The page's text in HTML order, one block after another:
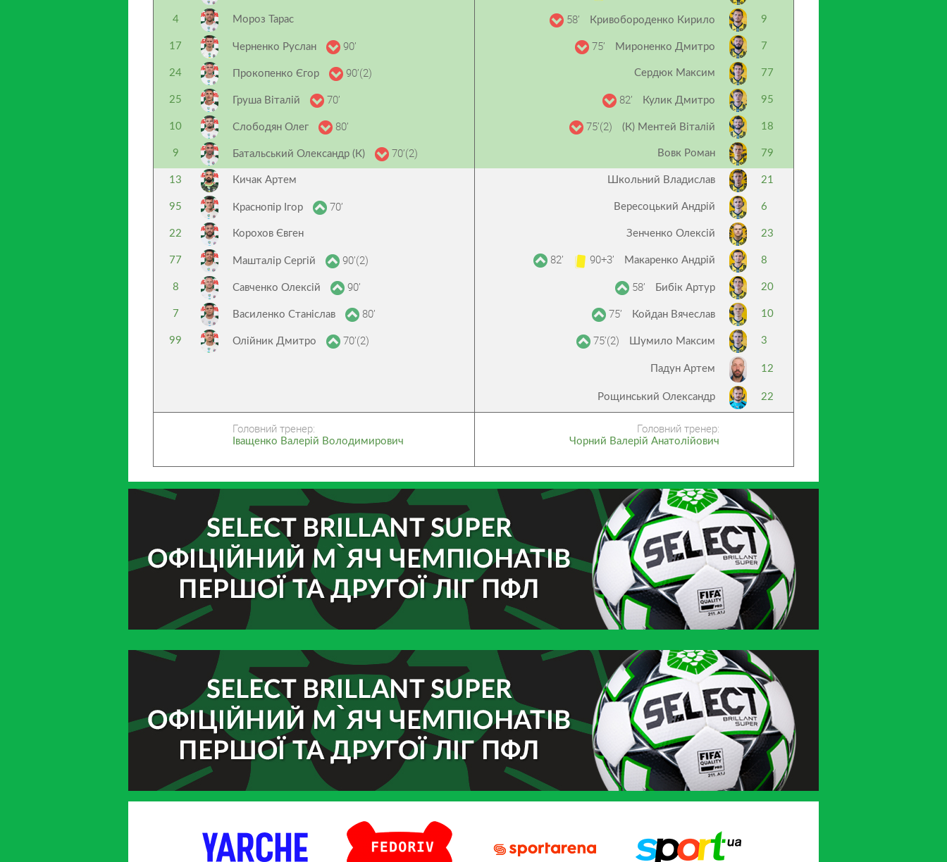
4 Мороз Тарас 58’ Кривобороденко Кирило 9
17 Черненко Руслан 90’ 75’ Мироненко Дмитро 7
24 Прокопенко Єгор 90’(2) Сердюк Максим 77
25 Груша Віталій 70’ 82’ Кулик Дмитро 95
10 Слободян Олег 80’ 75’(2) (К) Ментей Віталій 18
9 Батальський Олександр (К) 70’(2) Вовк Роман 79
13 Кичак Артем Школьний Владислав 21
95 Краснопір Ігор 70’ Вересоцький Андрій 6
22 Корохов Євген Зенченко Олексій 23
77 Машталір Сергій 90’(2) 82’ 90+3’ Макаренко Андрій 8
8 Савченко Олексій 90’ 58’ Бибік Артур 20
7 Василенко Станіслав 80’ 75’ Койдан Вячеслав 10
99 Олійник Дмитро 70’(2) 75’(2) Шумило Максим 3
Падун Артем 12
Рощинський Олександр 22
Головний тренер: Головний тренер:
Іващенко Валерій Володимирович Чорний Валерій Анатолійович